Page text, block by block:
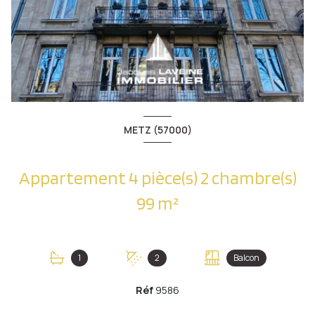
METZ (57000)
Appartement 4 pièce(s) 2 chambre(s)
99 m²
1 2 Balcon
Réf 9586